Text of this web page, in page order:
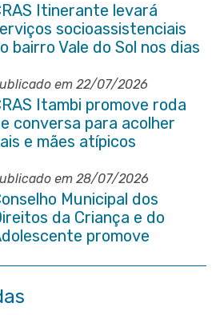
Itinerante levará
socioassistenciais
bairro Vale do Sol nos dias
e 16 de junho e Vila
18 de junho
em 22/07/2026
Itambi promove roda
conversa para acolher
e mães atípicos
em 28/07/2026
Municipal dos
da Criança e do
promove
de alinhamento com
públicos